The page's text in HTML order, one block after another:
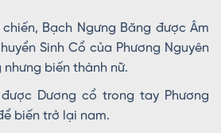
Bạch Ngưng Băng được Âm
Sinh Cổ của Phương Nguyên
nhưng biến thành nữ.
được Dương cổ trong tay Phương
biến trở lại nam.